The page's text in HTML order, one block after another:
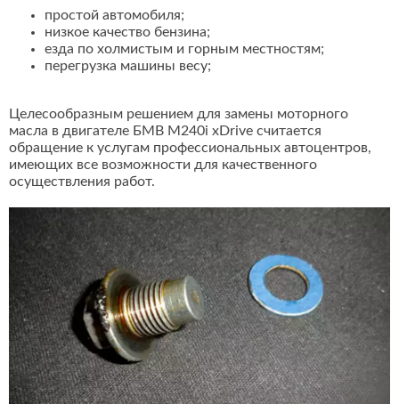
простой автомобиля;
низкое качество бензина;
езда по холмистым и горным местностям;
перегрузка машины весу;
Целесообразным решением для замены моторного
масла в двигателе БМВ M240i xDrive считается
обращение к услугам профессиональных автоцентров,
имеющих все возможности для качественного
осуществления работ.